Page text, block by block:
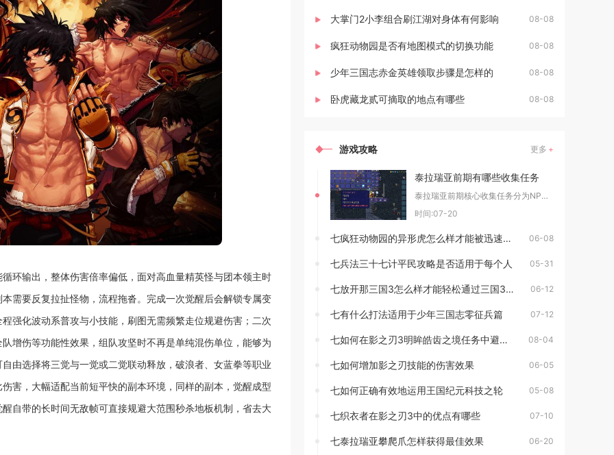
环输出，整体伤害倍率偏低，面对高血量精英怪与团本领主时
需要反复拉扯怪物，流程拖沓。完成一次觉醒后会解锁专属变
强化波动系普攻与小技能，刷图无需频繁走位规避伤害；二次
增伤等功能性效果，组队攻坚时不再是单纯混伤单位，能够为
由选择将三觉与一觉或二觉联动释放，破浪者、女蓝拳等职业
害，大幅适配当前短平快的副本环境，同样的副本，觉醒成型
自带的长时间无敌帧可直接规避大范围秒杀地板机制，省去大
大掌门2小李组合刷江湖对身体有何影响 08-08
疯狂动物园是否有地图模式的切换功能 08-08
少年三国志赤金英雄领取步骤是怎样的 08-08
卧虎藏龙贰可摘取的地点有哪些 08-08
游戏攻略 更多
泰拉瑞亚前期有哪些收集任务
泰拉瑞亚前期核心收集任务分为NPC委托类、资源积累类、道具解锁类三大板块，涵盖渔夫每日钓鱼
时间:07-20
七疯狂动物园的异形虎怎么样才能被迅速捕获 06-08
七兵法三十七计平民攻略是否适用于每个人 05-31
七放开那三国3怎么样才能轻松通过三国3塔525 06-12
七有什么打法适用于少年三国志零征兵篇 07-12
七如何在影之刃3明眸皓齿之境任务中避免失败 08-04
七如何增加影之刃技能的伤害效果 06-05
七如何正确有效地运用王国纪元科技之轮 05-08
七织衣者在影之刃3中的优点有哪些 07-10
七泰拉瑞亚攀爬爪怎样获得最佳效果 06-20